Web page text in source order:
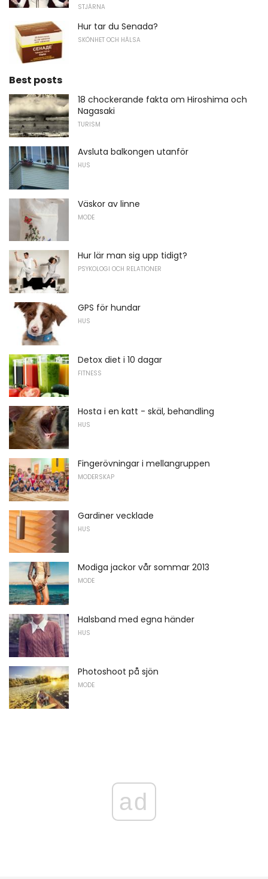
STJÄRNA
Hur tar du Senada?
SKÖNHET OCH HÄLSA
Best posts
18 chockerande fakta om Hiroshima och
Nagasaki
TURISM
Avsluta balkongen utanför
HUS
Väskor av linne
MODE
Hur lär man sig upp tidigt?
PSYKOLOGI OCH RELATIONER
GPS för hundar
HUS
Detox diet i 10 dagar
FITNESS
Hosta i en katt - skäl, behandling
HUS
Fingerövningar i mellangruppen
MODERSKAP
Gardiner vecklade
HUS
Modiga jackor vår sommar 2013
MODE
Halsband med egna händer
HUS
Photoshoot på sjön
MODE
ad